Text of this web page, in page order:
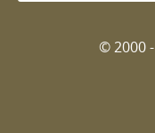
© 2000